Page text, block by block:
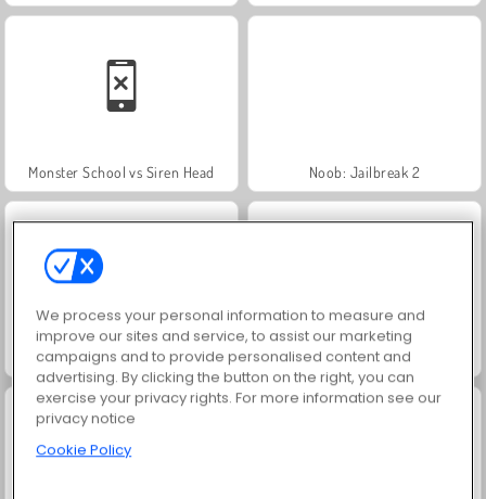
Monster School vs Siren Head Noob: Jailbreak 2
Labubu Pop Merge Brainrot 2
We process your personal information to measure and
improve our sites and service, to assist our marketing
campaigns and to provide personalised content and
advertising. By clicking the button on the right, you can
exercise your privacy rights. For more information see our
privacy notice
Cookie Policy